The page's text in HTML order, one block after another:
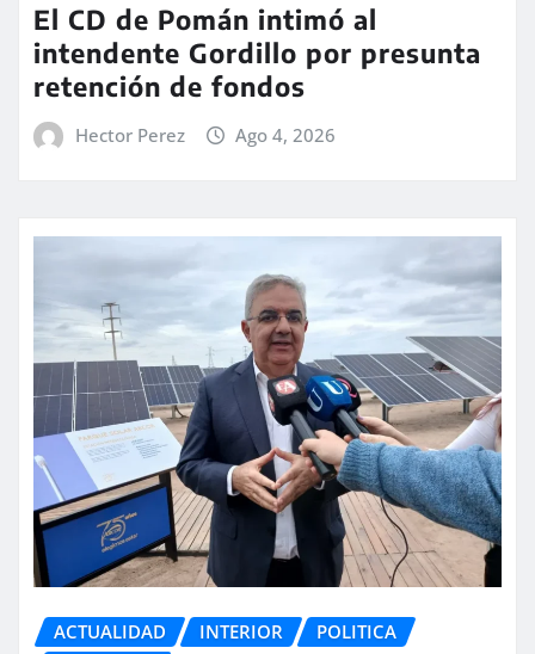
El CD de Pomán intimó al
intendente Gordillo por presunta
retención de fondos
Hector Perez Ago 4, 2026
ACTUALIDAD INTERIOR POLITICA